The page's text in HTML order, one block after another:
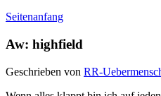
Seitenanfang
Aw: highfield
Geschrieben von RR-